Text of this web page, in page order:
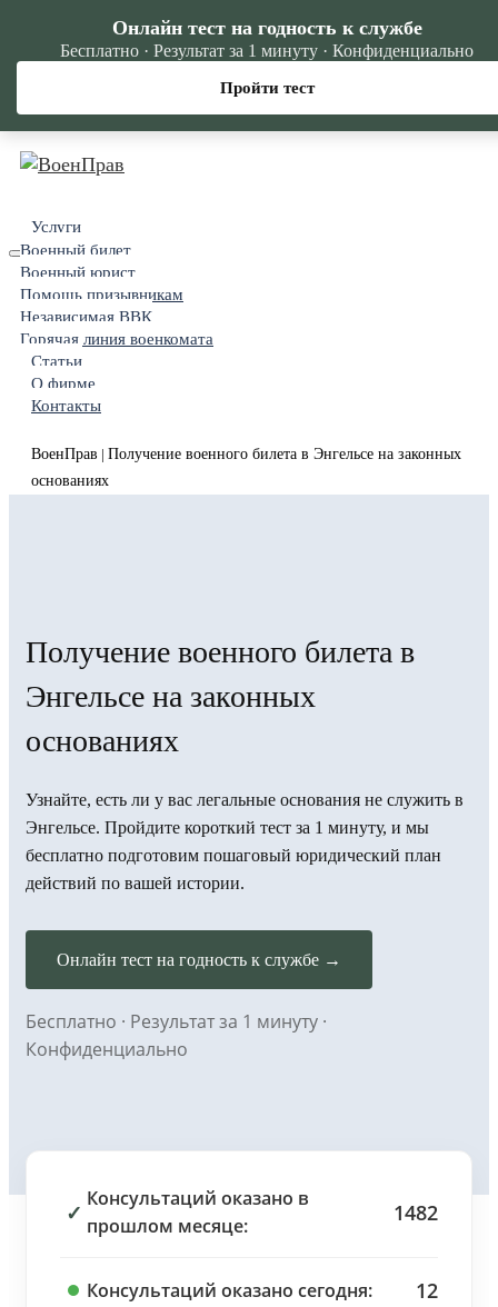
Услуги
Военный билет
Военный юрист
Помощь призывникам
Независимая ВВК
Горячая линия военкомата
Статьи
О фирме
Контакты
ВоенПрав
Получение военного билета в Энгельсе на законных
основаниях
Получение военного билета в
Энгельсе на законных
основаниях
Узнайте, есть ли у вас легальные основания не служить в
Энгельсе. Пройдите короткий тест за 1 минуту, и мы
бесплатно подготовим пошаговый юридический план
действий по вашей истории.
Онлайн тест на годность к службе →
Бесплатно · Результат за 1 минуту ·
Конфиденциально
✓
Консультаций оказано в
прошлом месяце:
1482
Консультаций оказано сегодня: 12
Онлайн тест на годность к службе
Бесплатно · Результат за 1 минуту · Конфиденциально
Пройти тест